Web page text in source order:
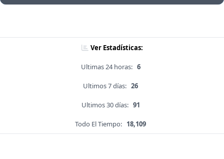
Ver Estadísticas:
Ultimas 24 horas: 6
Ultimos 7 días: 26
Ultimos 30 días: 91
Todo El Tiempo: 18,109